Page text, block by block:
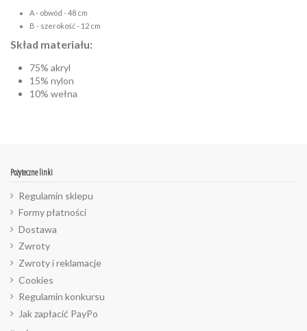
A - obwód - 48 cm
B - szerokość - 12 cm
Skład materiału:
75% akryl
15% nylon
10% wełna
Pożyteczne linki
Regulamin sklepu
Formy płatności
Dostawa
Zwroty
Zwroty i reklamacje
Cookies
Regulamin konkursu
Jak zapłacić PayPo